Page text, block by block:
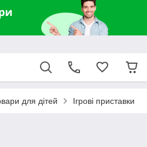
для дітей Ігрові приставки